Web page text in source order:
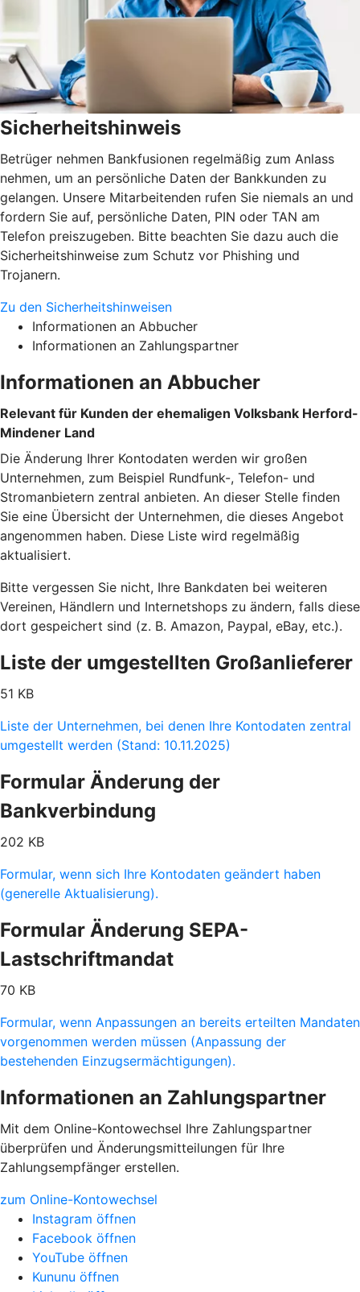
Sicherheitshinweis
Betrüger nehmen Bankfusionen regelmäßig zum Anlass
nehmen, um an persönliche Daten der Bankkunden zu
gelangen. Unsere Mitarbeitenden rufen Sie niemals an und
fordern Sie auf, persönliche Daten, PIN oder TAN am
Telefon preiszugeben. Bitte beachten Sie dazu auch die
Sicherheitshinweise zum Schutz vor Phishing und
Trojanern.
Zu den Sicherheitshinweisen
Informationen an Abbucher
Informationen an Zahlungspartner
Informationen an Abbucher
Relevant für Kunden der ehemaligen Volksbank Herford-
Mindener Land
Die Änderung Ihrer Kontodaten werden wir großen
Unternehmen, zum Beispiel Rundfunk-, Telefon- und
Stromanbietern zentral anbieten. An dieser Stelle finden
Sie eine Übersicht der Unternehmen, die dieses Angebot
angenommen haben. Diese Liste wird regelmäßig
aktualisiert.
Bitte vergessen Sie nicht, Ihre Bankdaten bei weiteren
Vereinen, Händlern und Internetshops zu ändern, falls diese
dort gespeichert sind (z. B. Amazon, Paypal, eBay, etc.).
Liste der umgestellten Großanlieferer
51 KB
Liste der Unternehmen, bei denen Ihre Kontodaten zentral
umgestellt werden (Stand: 10.11.2025)
Formular Änderung der
Bankverbindung
202 KB
Formular, wenn sich Ihre Kontodaten geändert haben
(generelle Aktualisierung).
Formular Änderung SEPA-
Lastschriftmandat
70 KB
Formular, wenn Anpassungen an bereits erteilten Mandaten
vorgenommen werden müssen (Anpassung der
bestehenden Einzugsermächtigungen).
Informationen an Zahlungspartner
Mit dem Online-Kontowechsel Ihre Zahlungspartner
überprüfen und Änderungsmitteilungen für Ihre
Zahlungsempfänger erstellen.
zum Online-Kontowechsel
Instagram öffnen
Facebook öffnen
YouTube öffnen
Kununu öffnen